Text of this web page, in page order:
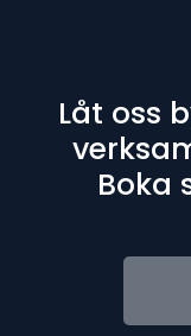
Låt oss
Boka